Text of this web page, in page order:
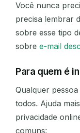
Você nunca
precisa lembrar
sobre esse tipo
sobre e-mail
Para quem é
Qualquer
todos. Ajuda
privacidade
comuns: